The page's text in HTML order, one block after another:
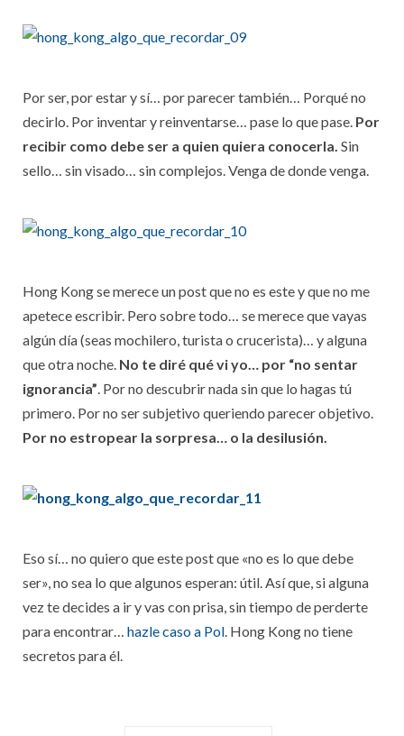
Por ser, por estar y sí… por parecer también… Porqué no
decirlo. Por inventar y reinventarse… pase lo que pase. Por
recibir como debe ser a quien quiera conocerla. Sin
sello… sin visado… sin complejos. Venga de donde venga.
Hong Kong se merece un post que no es este y que no me
apetece escribir. Pero sobre todo… se merece que vayas
algún día (seas mochilero, turista o crucerista)… y alguna
que otra noche. No te diré qué vi yo… por “no sentar
ignorancia” . Por no descubrir nada sin que lo hagas tú
primero. Por no ser subjetivo queriendo parecer objetivo.
Por no estropear la sorpresa… o la desilusión.
Eso sí… no quiero que este post que «no es lo que debe
ser», no sea lo que algunos esperan: útil. Así que, si alguna
vez te decides a ir y vas con prisa, sin tiempo de perderte
para encontrar… hazle caso a Pol . Hong Kong no tiene
secretos para él.